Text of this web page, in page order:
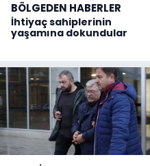
BÖLGEDEN HABERLER
İhtiyaç sahiplerinin
yaşamına dokundular